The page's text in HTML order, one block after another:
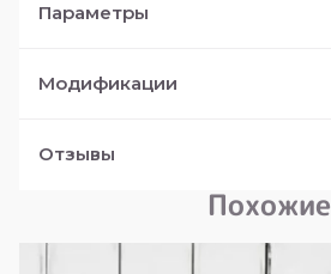
Параметры
Модификации
Отзывы
Похожие